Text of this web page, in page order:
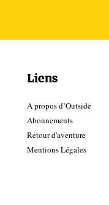
Liens
A propos d’Outside
Abonnements
Retour d'aventure
Mentions Légales